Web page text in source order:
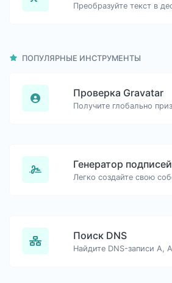
ПОПУЛЯРНЫЕ ИНСТРУМЕНТЫ
Проверка Gravatar
Генератор подписей
Поиск DNS